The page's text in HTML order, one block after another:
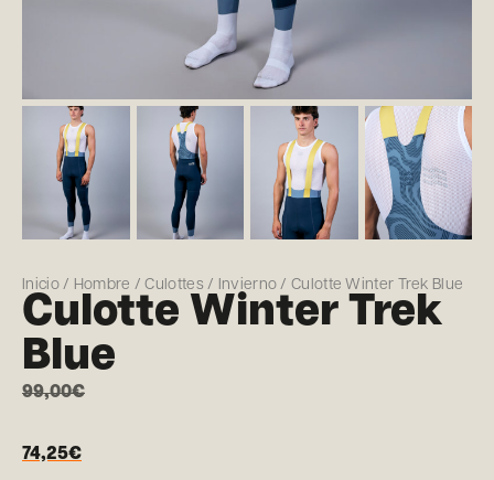
Inicio/ Hombre /Culottes / Invierno / Culotte Winter Trek Blue
Culotte Winter Trek
Blue
99,00€
74,25€